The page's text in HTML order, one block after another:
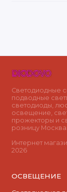
Светодиодные
подводные
светодиоды,
освещение,
прожекторы и
розницу Москва.
Интернет
2026
ОСВЕЩЕНИЕ